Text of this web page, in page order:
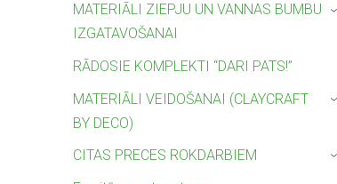
MATERIĀLI ZIEPJU UN VANNAS BUMBU
IZGATAVOŠANAI
RĀDOSIE KOMPLEKTI “DARI PATS!”
MATERIĀLI VEIDOŠANAI (CLAYCRAFT
BY DECO)
CITAS PRECES ROKDARBIEM